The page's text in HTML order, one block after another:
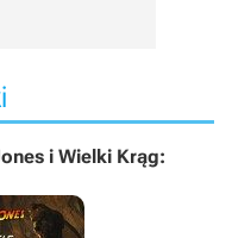
i Wielki Krąg: